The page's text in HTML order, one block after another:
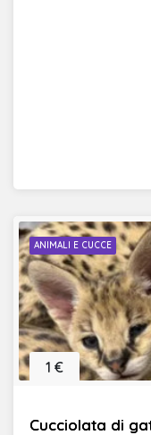
ANIMALI E CUCCE
Cucciolata di
1 €